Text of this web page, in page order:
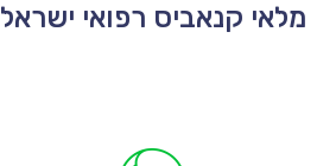
מלאי קנאביס רפואי ישראל